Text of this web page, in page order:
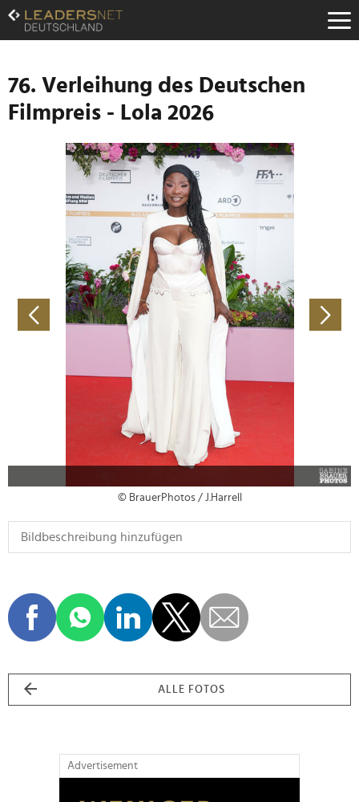
Zum
Inhalt
Zur
Navigation
Zur
Hauptnavigation
76. Verleihung des Deutschen
Filmpreis - Lola 2026
© BrauerPhotos / J.Harrell
ALLE FOTOS
Advertisement